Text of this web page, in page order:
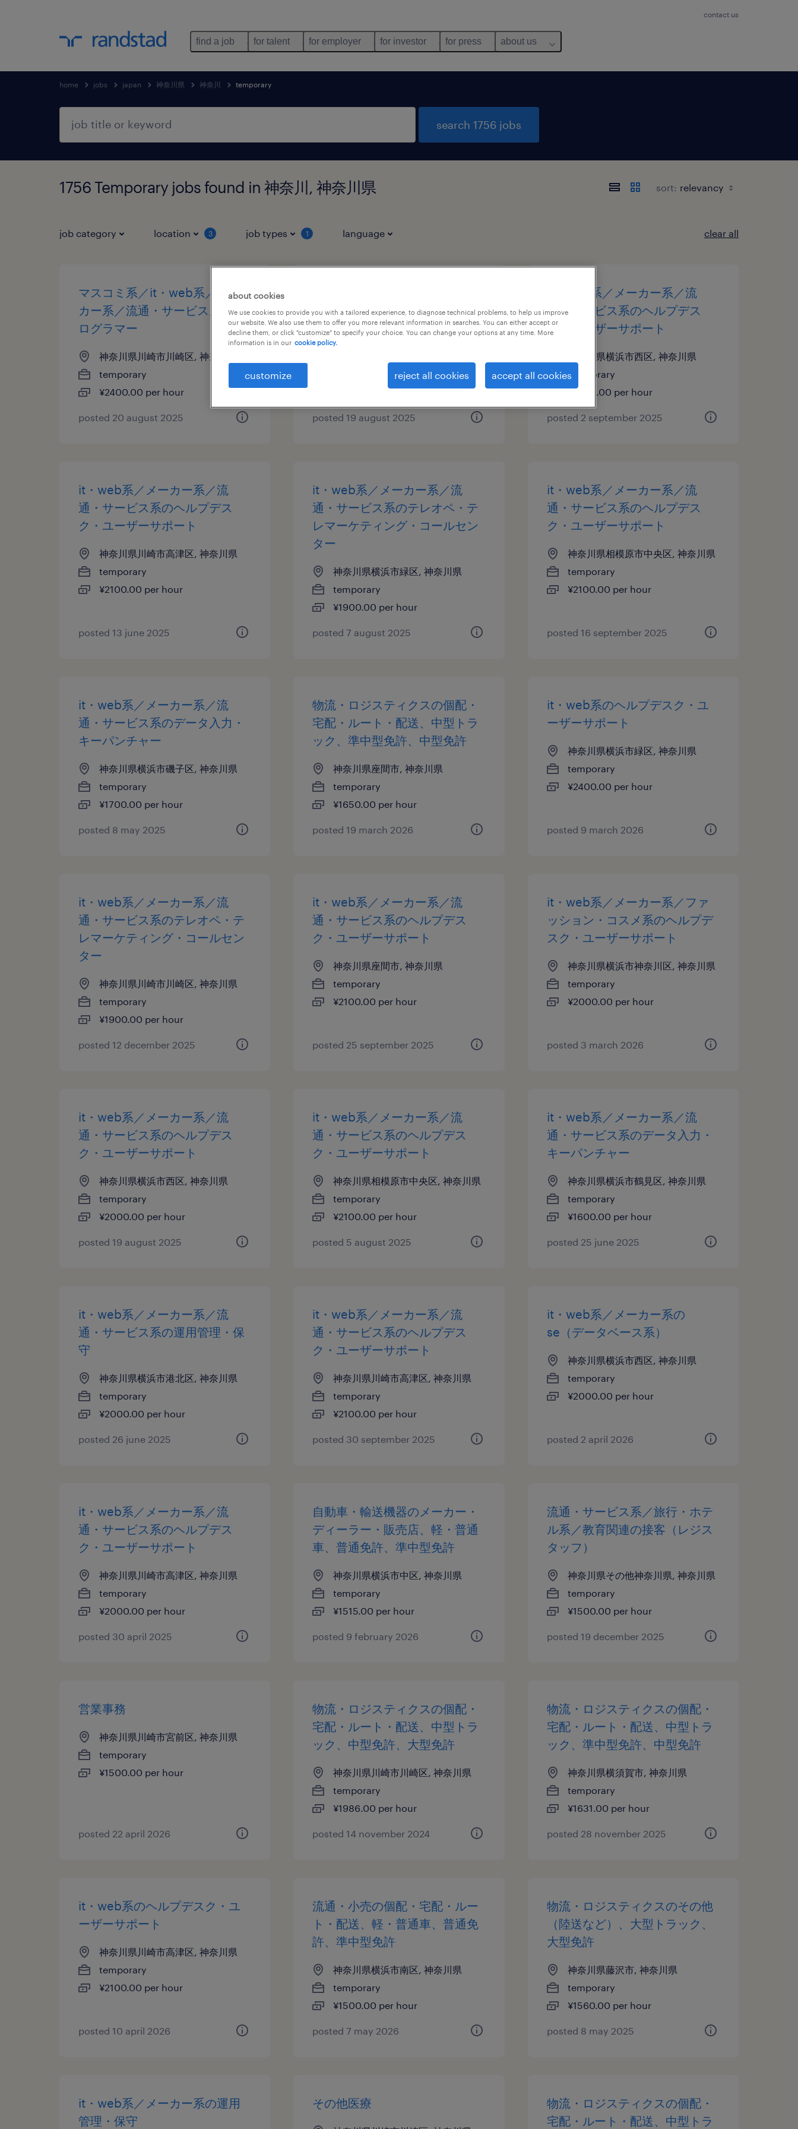
contact us
find a job for talent for employer for investor for press about us
home jobs japan 神奈川県 神奈川 temporary
search 1756 jobs
1756 Temporary jobs found in 神奈川, 神奈川県 sort:
job category location 3 job types 1 language clear all
マスコミ系／it・web系／メー
カー系／流通・サービス系のプ
ログラマー
神奈川県川崎市川崎区, 神奈川県
temporary
¥2400.00 per hour
posted 20 august 2025
通・サービス系の翻訳・通訳
神奈川県横浜市西区, 神奈川県
¥2000.00 per hour
posted 19 august 2025
it・web系／メーカー系／流
通・サービス系のヘルプデス
ク・ユーザーサポート
神奈川県横浜市西区, 神奈川県
temporary
¥2200.00 per hour
posted 2 september 2025
it・web系／メーカー系／流
通・サービス系のヘルプデス
ク・ユーザーサポート
神奈川県川崎市高津区, 神奈川県
temporary
¥2100.00 per hour
posted 13 june 2025
it・web系／メーカー系／流
通・サービス系のテレオペ・テ
レマーケティング・コールセン
ター
神奈川県横浜市緑区, 神奈川県
temporary
¥1900.00 per hour
posted 7 august 2025
it・web系／メーカー系／流
通・サービス系のヘルプデス
ク・ユーザーサポート
神奈川県相模原市中央区, 神奈川県
temporary
¥2100.00 per hour
posted 16 september 2025
it・web系／メーカー系／流
通・サービス系のデータ入力・
キーパンチャー
神奈川県横浜市磯子区, 神奈川県
temporary
¥1700.00 per hour
posted 8 may 2025
物流・ロジスティクスの個配・
宅配・ルート・配送、中型トラ
ック、準中型免許、中型免許
神奈川県座間市, 神奈川県
temporary
¥1650.00 per hour
posted 19 march 2026
it・web系のヘルプデスク・ユ
ーザーサポート
神奈川県横浜市緑区, 神奈川県
temporary
¥2400.00 per hour
posted 9 march 2026
it・web系／メーカー系／流
通・サービス系のテレオペ・テ
レマーケティング・コールセン
ター
神奈川県川崎市川崎区, 神奈川県
temporary
¥1900.00 per hour
posted 12 december 2025
it・web系／メーカー系／流
通・サービス系のヘルプデス
ク・ユーザーサポート
神奈川県座間市, 神奈川県
temporary
¥2100.00 per hour
posted 25 september 2025
it・web系／メーカー系／ファ
ッション・コスメ系のヘルプデ
スク・ユーザーサポート
神奈川県横浜市神奈川区, 神奈川県
temporary
¥2000.00 per hour
posted 3 march 2026
it・web系／メーカー系／流
通・サービス系のヘルプデス
ク・ユーザーサポート
神奈川県横浜市西区, 神奈川県
temporary
¥2000.00 per hour
posted 19 august 2025
it・web系／メーカー系／流
通・サービス系のヘルプデス
ク・ユーザーサポート
神奈川県相模原市中央区, 神奈川県
temporary
¥2100.00 per hour
posted 5 august 2025
it・web系／メーカー系／流
通・サービス系のデータ入力・
キーパンチャー
神奈川県横浜市鶴見区, 神奈川県
temporary
¥1600.00 per hour
posted 25 june 2025
it・web系／メーカー系／流
通・サービス系の運用管理・保
守
神奈川県横浜市港北区, 神奈川県
temporary
¥2000.00 per hour
posted 26 june 2025
it・web系／メーカー系／流
通・サービス系のヘルプデス
ク・ユーザーサポート
神奈川県川崎市高津区, 神奈川県
temporary
¥2100.00 per hour
posted 30 september 2025
it・web系／メーカー系の
se（データベース系）
神奈川県横浜市西区, 神奈川県
temporary
¥2000.00 per hour
posted 2 april 2026
it・web系／メーカー系／流
通・サービス系のヘルプデス
ク・ユーザーサポート
神奈川県川崎市高津区, 神奈川県
temporary
¥2000.00 per hour
posted 30 april 2025
自動車・輸送機器のメーカー・
ディーラー・販売店、軽・普通
車、普通免許、準中型免許
神奈川県横浜市中区, 神奈川県
temporary
¥1515.00 per hour
posted 9 february 2026
流通・サービス系／旅行・ホテ
ル系／教育関連の接客（レジス
タッフ）
神奈川県その他神奈川県, 神奈川県
temporary
¥1500.00 per hour
posted 19 december 2025
営業事務
神奈川県川崎市宮前区, 神奈川県
temporary
¥1500.00 per hour
posted 22 april 2026
物流・ロジスティクスの個配・
宅配・ルート・配送、中型トラ
ック、中型免許、大型免許
神奈川県川崎市川崎区, 神奈川県
temporary
¥1986.00 per hour
posted 14 november 2024
物流・ロジスティクスの個配・
宅配・ルート・配送、中型トラ
ック、準中型免許、中型免許
神奈川県横須賀市, 神奈川県
temporary
¥1631.00 per hour
posted 28 november 2025
it・web系のヘルプデスク・ユ
ーザーサポート
神奈川県川崎市高津区, 神奈川県
temporary
¥2100.00 per hour
posted 10 april 2026
流通・小売の個配・宅配・ルー
ト・配送、軽・普通車、普通免
許、準中型免許
神奈川県横浜市南区, 神奈川県
temporary
¥1500.00 per hour
posted 7 may 2026
物流・ロジスティクスのその他
（陸送など）、大型トラック、
大型免許
神奈川県藤沢市, 神奈川県
temporary
¥1560.00 per hour
posted 8 may 2025
it・web系／メーカー系の運用
管理・保守
その他医療
物流・ロジスティクスの個配・
宅配・ルート・配送、中型トラ
about cookies
We use cookies to provide you with a tailored experience, to diagnose technical problems, to help us improve
our website. We also use them to offer you more relevant information in searches. You can either accept or
decline them, or click "customize" to specify your choice. You can change your options at any time. More
information is in our cookie policy.
customize reject all cookies accept all cookies